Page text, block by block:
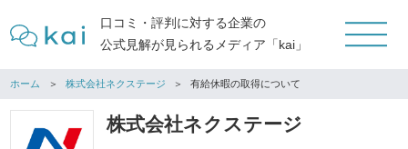
口コミ・評判に対する企業の
公式見解が見られるメディア「kai」
ホーム 株式会社ネクステージ 有給休暇の取得について
株式会社ネクステージ